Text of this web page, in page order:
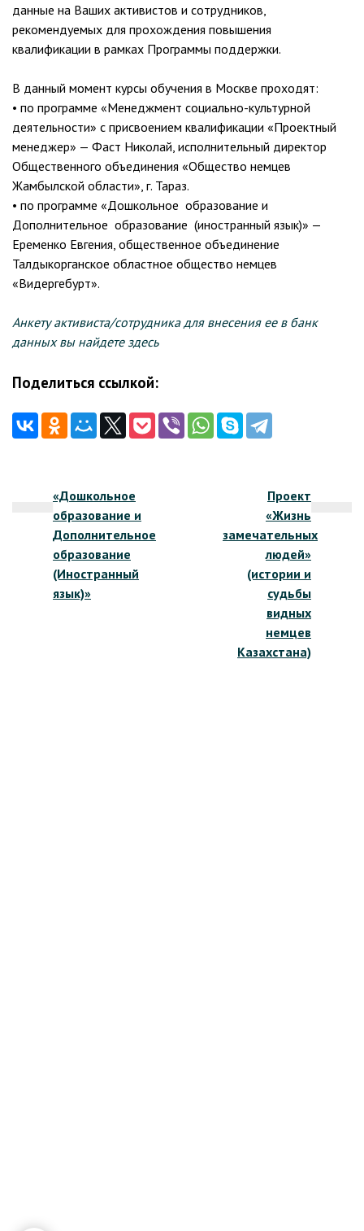
данные на Ваших активистов и сотрудников,
рекомендуемых для прохождения повышения
квалификации в рамках Программы поддержки.
В данный момент курсы обучения в Москве проходят:
• по программе «Менеджмент социально-культурной
деятельности» с присвоением квалификации «Проектный
менеджер» — Фаст Николай, исполнительный директор
Общественного объединения «Общество немцев
Жамбылской области», г. Тараз.
• по программе «Дошкольное образование и
Дополнительное образование (иностранный язык)» —
Еременко Евгения, общественное объединение
Талдыкорганское областное общество немцев
«Видергебурт».
Анкету активиста/сотрудника для внесения ее в банк
данных вы найдете здесь
Поделиться ссылкой:
записям
«Дошкольное
образование и
Дополнительное
образование
(Иностранный
язык)»
Проект
«Жизнь
замечательных
людей»
(истории и
судьбы
видных
немцев
Казахстана)